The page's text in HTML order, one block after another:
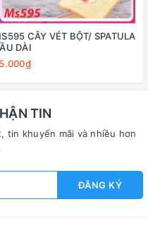
CÂY VÉT BỘT/ SPATULA
DÀI
TIN
tin khuyến mãi và nhiều hơn
ĐĂNG KÝ